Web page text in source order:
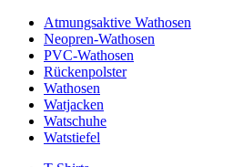
Atmungsaktive Wathosen
Neopren-Wathosen
PVC-Wathosen
Rückenpolster
Wathosen
Watjacken
Watschuhe
Watstiefel